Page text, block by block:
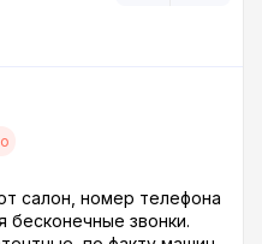
салон, номер телефона
бесконечные звонки.